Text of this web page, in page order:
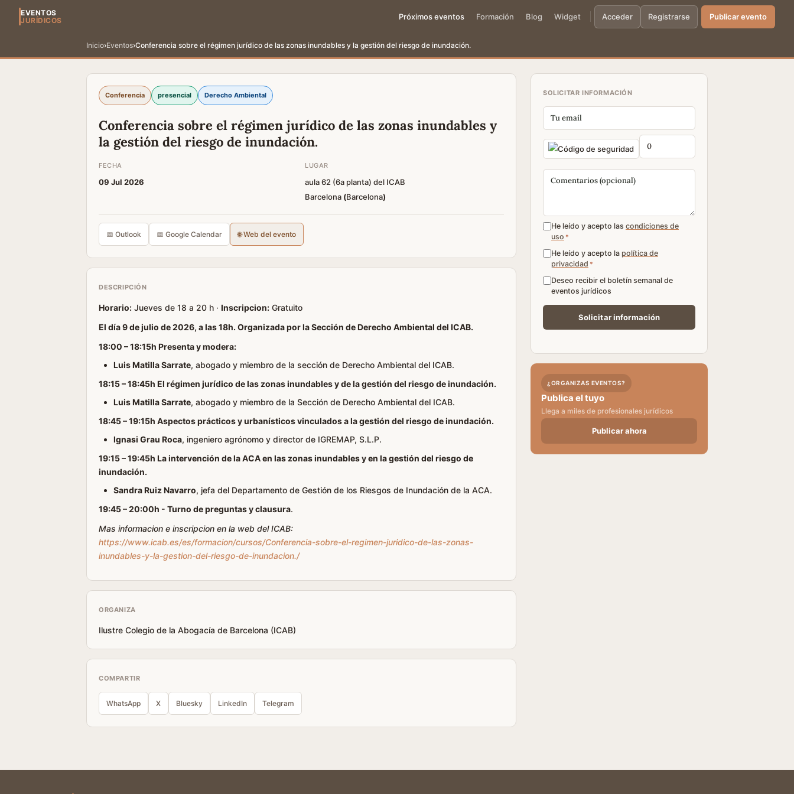
EVENTOS
JURÍDICOS
Próximos eventos Formación Blog Widget Acceder Registrarse Publicar evento
Inicio›Eventos›Conferencia sobre el régimen jurídico de las zonas inundables y la gestión del riesgo de inundación.
Conferencia presencial Derecho Ambiental
Conferencia sobre el régimen jurídico de las zonas inundables y
la gestión del riesgo de inundación.
FECHA
09 Jul 2026
LUGAR
aula 62 (6a planta) del ICAB
Barcelona (Barcelona)
📅 Outlook 📅 Google Calendar 🌐 Web del evento
DESCRIPCIÓN
Horario: Jueves de 18 a 20 h · Inscripcion: Gratuito
El día 9 de julio de 2026, a las 18h. Organizada por la Sección de Derecho Ambiental del ICAB.
18:00 – 18:15h Presenta y modera:
Luis Matilla Sarrate, abogado y miembro de la sección de Derecho Ambiental del ICAB.
18:15 – 18:45h El régimen jurídico de las zonas inundables y de la gestión del riesgo de inundación.
Luis Matilla Sarrate, abogado y miembro de la Sección de Derecho Ambiental del ICAB.
18:45 – 19:15h Aspectos prácticos y urbanísticos vinculados a la gestión del riesgo de inundación.
Ignasi Grau Roca, ingeniero agrónomo y director de IGREMAP, S.L.P.
19:15 – 19:45h La intervención de la ACA en las zonas inundables y en la gestión del riesgo de
inundación.
Sandra Ruiz Navarro, jefa del Departamento de Gestión de los Riesgos de Inundación de la ACA.
19:45 – 20:00h - Turno de preguntas y clausura.
Mas informacion e inscripcion en la web del ICAB:
https://www.icab.es/es/formacion/cursos/Conferencia-sobre-el-regimen-juridico-de-las-zonas-
inundables-y-la-gestion-del-riesgo-de-inundacion./
ORGANIZA
Ilustre Colegio de la Abogacía de Barcelona (ICAB)
COMPARTIR
WhatsApp X Bluesky LinkedIn Telegram
SOLICITAR INFORMACIÓN
He leído y acepto las condiciones de
uso *
He leído y acepto la política de
privacidad *
Deseo recibir el boletín semanal de
eventos jurídicos
¿ORGANIZAS EVENTOS?
Publica el tuyo
Llega a miles de profesionales jurídicos
Publicar ahora